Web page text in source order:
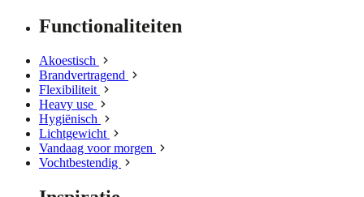
Functionaliteiten
Akoestisch
Brandvertragend
Flexibiliteit
Heavy use
Hygiënisch
Lichtgewicht
Vandaag voor morgen
Vochtbestendig